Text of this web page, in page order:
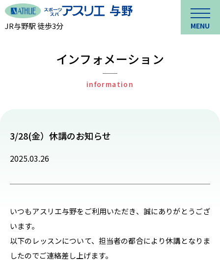
JR与野駅 徒歩3分 MENU
インフォメーション
information
3/28(金）休講のお知らせ
2025.03.26
いつもアスリエ与野をご利用いただき、誠にありがとうござ
います。
以下のレッスンについて、担当者の都合により休講となりま
したのでご連絡差し上げます。